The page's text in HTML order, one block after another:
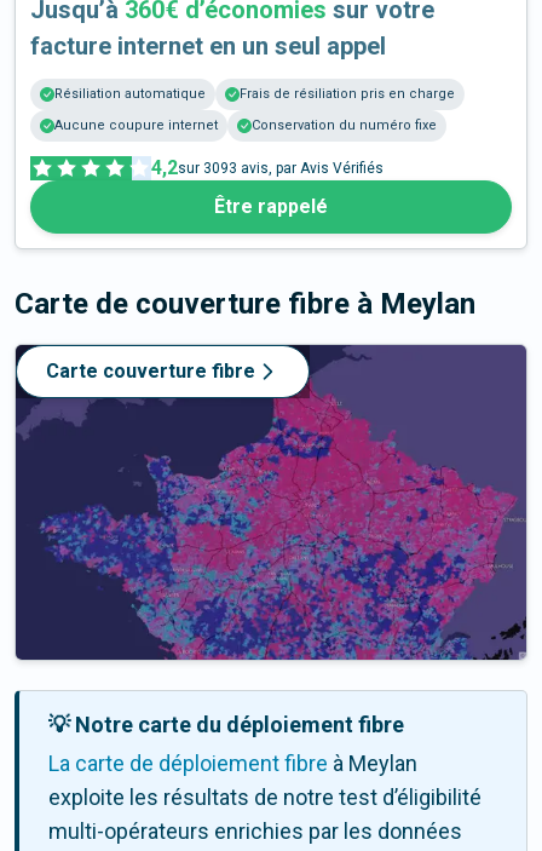
Jusqu’à 360€ d’économies sur votre
facture internet en un seul appel
Résiliation automatique
Frais de résiliation pris en charge
Aucune coupure internet
Conservation du numéro fixe
4,2sur 3093 avis, par Avis Vérifiés
Être rappelé
Carte de couverture fibre à Meylan
Carte couverture fibre
💡 Notre carte du déploiement fibre
La carte de déploiement fibre à Meylan
exploite les résultats de notre test d’éligibilité
multi-opérateurs enrichies par les données